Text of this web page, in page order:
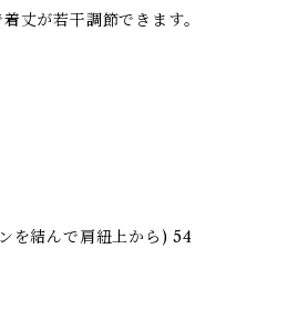
丈が若干調節できます。
を結んで肩紐上から) 54